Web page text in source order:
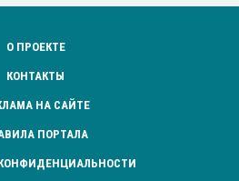
О ПРОЕКТЕ
КОНТАКТЫ
НА САЙТЕ
ПОРТАЛА